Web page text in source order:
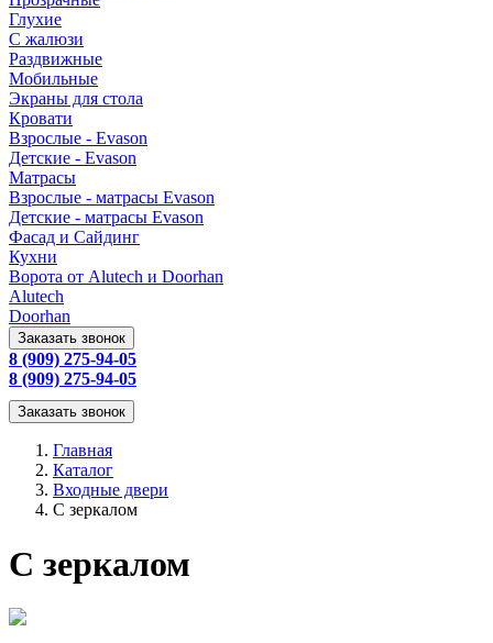
Глухие
С жалюзи
Раздвижные
Мобильные
Экраны для стола
Кровати
Взрослые - Evason
Детские - Evason
Матрасы
Взрослые - матрасы Evason
Детские - матрасы Evason
Фасад и Сайдинг
Кухни
Ворота от Alutech и Doorhan
Alutech
Doorhan
Заказать звонок
8 (909) 275-94-05
8 (909) 275-94-05
Заказать звонок
Главная
Каталог
Входные двери
С зеркалом
С зеркалом